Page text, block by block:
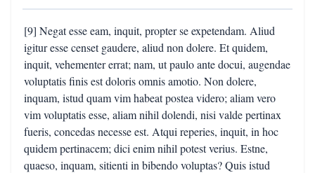
[9] Negat esse eam, inquit, propter se expetendam. Aliud
igitur esse censet gaudere, aliud non dolere. Et quidem,
inquit, vehementer errat; nam, ut paulo ante docui, augendae
voluptatis finis est doloris omnis amotio. Non dolere,
inquam, istud quam vim habeat postea videro; aliam vero
vim voluptatis esse, aliam nihil dolendi, nisi valde pertinax
fueris, concedas necesse est. Atqui reperies, inquit, in hoc
quidem pertinacem; dici enim nihil potest verius. Estne,
quaeso, inquam, sitienti in bibendo voluptas? Quis istud